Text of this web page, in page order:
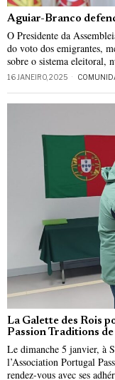
Aguiar-Branco
O Presidente da
do voto dos emigrantes,
sobre o sistema eleitoral,
16 JANEIRO, 2025
La Galette des Rois
Passion Traditions
Le dimanche 5 janvier, à
l’Association Portugal
rendez-vous avec ses